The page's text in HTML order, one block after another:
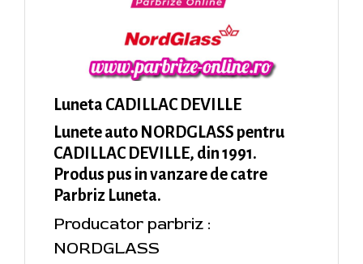
Luneta CADILLAC DEVILLE
Lunete auto NORDGLASS pentru
CADILLAC DEVILLE, din 1991.
Produs pus in vanzare de catre
Parbriz Luneta.
Producator parbriz :
NORDGLASS